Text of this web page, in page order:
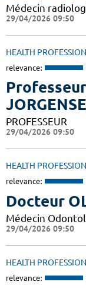
Médecin
29/04/2026 09:50
HEALTH
relevance:
PROFESSEUR
29/04/2026 09:50
HEALTH
relevance:
Docteur
Médecin
29/04/2026 09:50
HEALTH
relevance: